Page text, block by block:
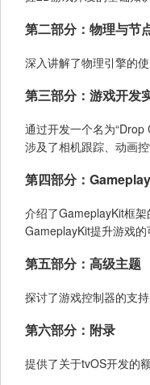
第二部分：物理与节
深入讲解了物理引擎的
第三部分：游戏开发
通过开发一个名为
涉及了相机跟踪、动画控
第四部分：
介绍了GameplayKit框
GameplayKit提升游戏的
第五部分：高级主题
探讨了游戏控制器的支
第六部分：附录
提供了关于tvOS开发的